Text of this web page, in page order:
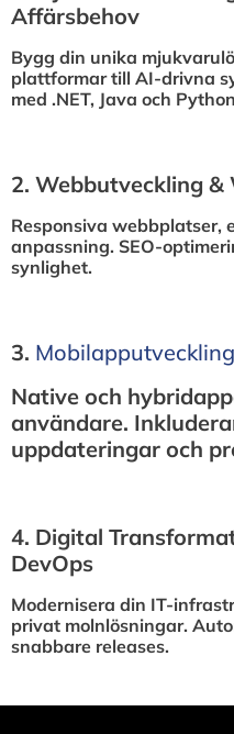
Affärsbehov
Bygg din unika
plattformar till AI-drivna
med .NET, Java och
2.⁠ ⁠Webbutveckling &
Responsiva webbplatser,
anpassning. SEO-
synlighet.
3.⁠
Native och
användare.
uppdateringar och
4.⁠ ⁠Digital
DevOps
Modernisera din IT-
privat molnlösningar.
snabbare releases.